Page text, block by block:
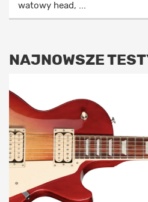
watowy head, ...
NAJNOWSZE